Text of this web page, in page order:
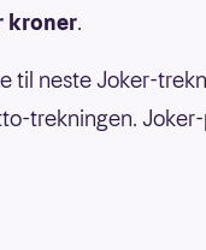
kroner.
til neste Joker-
trekningen.